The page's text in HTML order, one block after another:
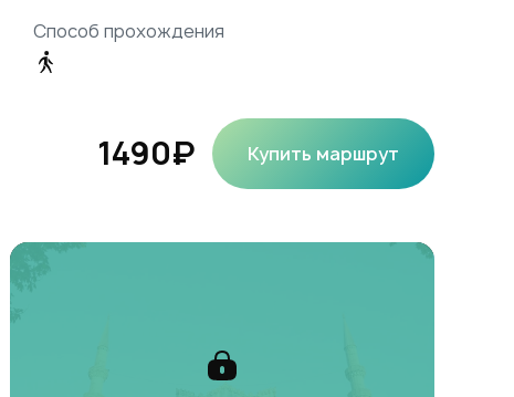
Способ прохождения
1490₽ Купить маршрут